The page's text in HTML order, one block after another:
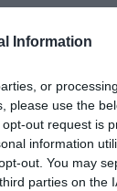
Information
or
please use the
out request is
information
out. You may
parties on the
hiszen a
kapta.